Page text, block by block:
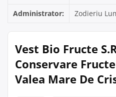
Administrator: Zodieriu
Vest Bio Fructe
Conservare
Valea Mare De